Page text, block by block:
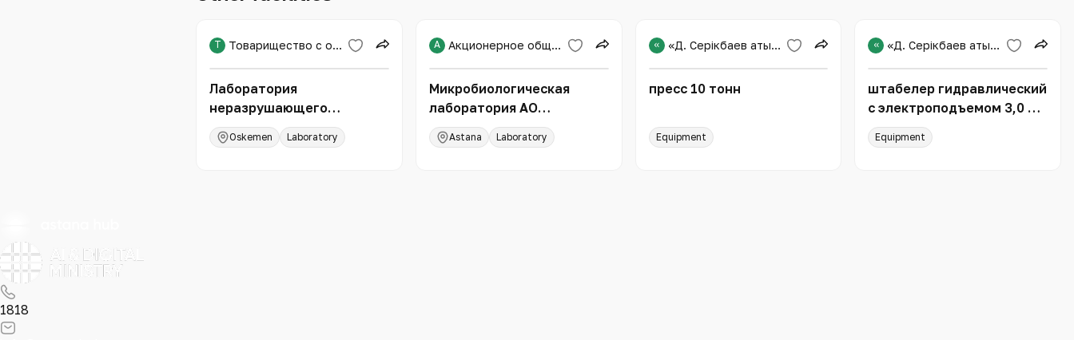
Т Товарищество с ограниченной ответственностью «Expert PRO»
Лаборатория
неразрушающего
контроля и технической
диагностики
Oskemen Laboratory
А Акционерное общество «Национальный научный медицинский центр»
Микробиологическая
лаборатория АО
"Национальный научный
медицинский центр"
Astana Laboratory
« «Д. Серікбаев атындағы Шығыс Қазақстан техникалық университеті»
пресс 10 тонн
Equipment
« «Д. Серікбаев атындағы Шығыс Қазақстан техникалық университеті»
штабелер гидравлический
с электроподъемом 3,0 т
1,6 м TOR CTD30/16
Equipment
1818